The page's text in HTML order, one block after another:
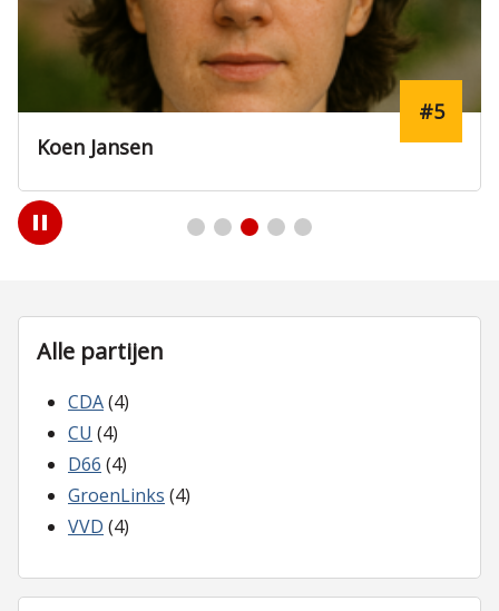
Koen Jansen
#5
Play
/
Alle partijen
CDA(4)
CU (4)
D66 (4)
GroenLinks (4)
VVD (4)